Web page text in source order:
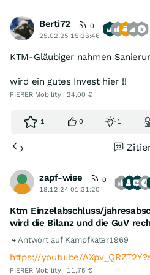
Berti72
0
25.02.25 15:36:46
KTM-Gläubiger nahmen
wird ein gutes Invest hier !!
PIERER Mobility | 24,00 €
1 0 1
zapf-wise
0
18.12.24 01:31:20
Ktm Einzelabschluss/
wird die Bilanz und die GuV
Antwort auf Kampfkater1969
https://youtu.be/
PIERER Mobility | 11,75 €